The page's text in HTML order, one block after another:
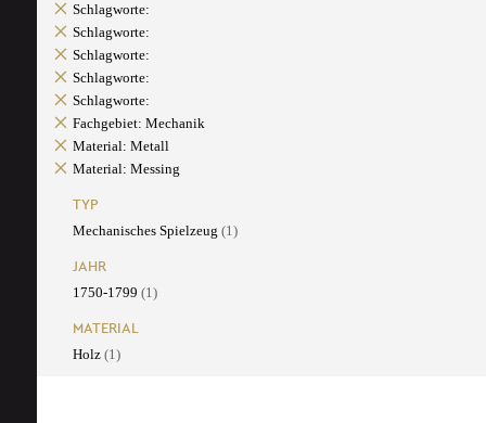
Schlagworte:
Schlagworte:
Schlagworte:
Schlagworte:
Schlagworte:
Fachgebiet: Mechanik
Material: Metall
Material: Messing
TYP
Mechanisches Spielzeug (1)
JAHR
1750-1799 (1)
MATERIAL
Holz (1)